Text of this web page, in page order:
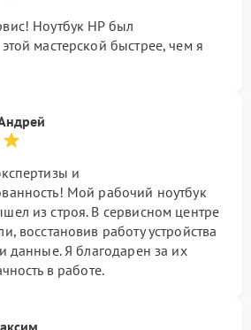
Ноутбук HP был
мастерской быстрее, чем я
и
Мой рабочий ноутбук
из строя. В сервисном центре
восстановив работу устройства
данные. Я благодарен за их
в работе.